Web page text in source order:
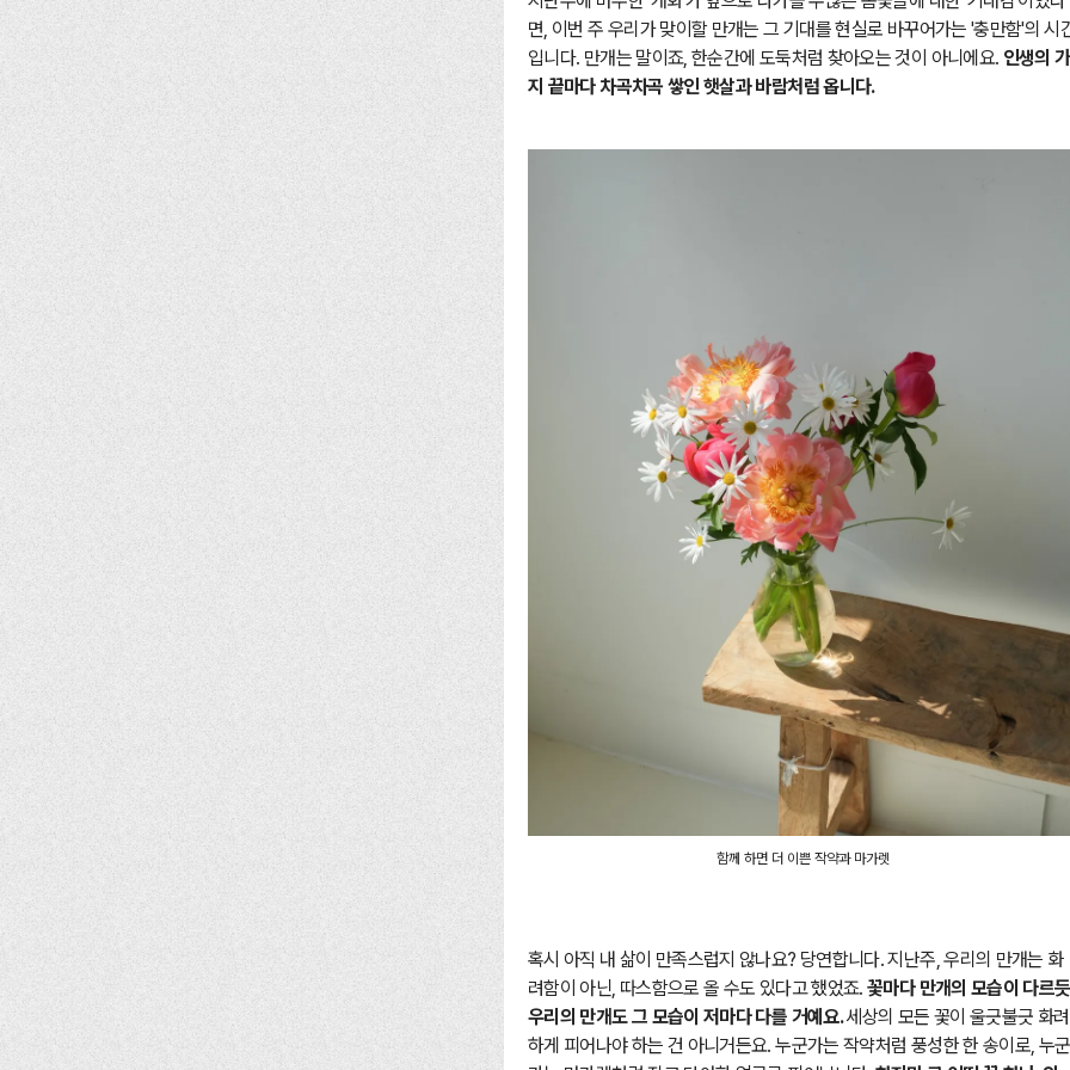
면, 이번 주 우리가 맞이할 만개는 그 기대를 현실로 바꾸어가는 '충만함'의 시
입니다. 만개는 말이죠, 한순간에 도둑처럼 찾아오는 것이 아니에요. 인생의 가
지 끝마다 차곡차곡 쌓인 햇살과 바람처럼 옵니다.
함께 하면 더 이쁜 작약과 마가렛
혹시 아직 내 삶이 만족스럽지 않나요? 당연합니다. 지난주, 우리의 만개는 화
려함이 아닌, 따스함으로 올 수도 있다고 했었죠.꽃마다 만개의 모습이 다르
우리의 만개도 그 모습이 저마다 다를 거예요.세상의 모든 꽃이 울긋불긋 화려
하게 피어나야 하는 건 아니거든요. 누군가는 작약처럼 풍성한 한 송이로, 누군